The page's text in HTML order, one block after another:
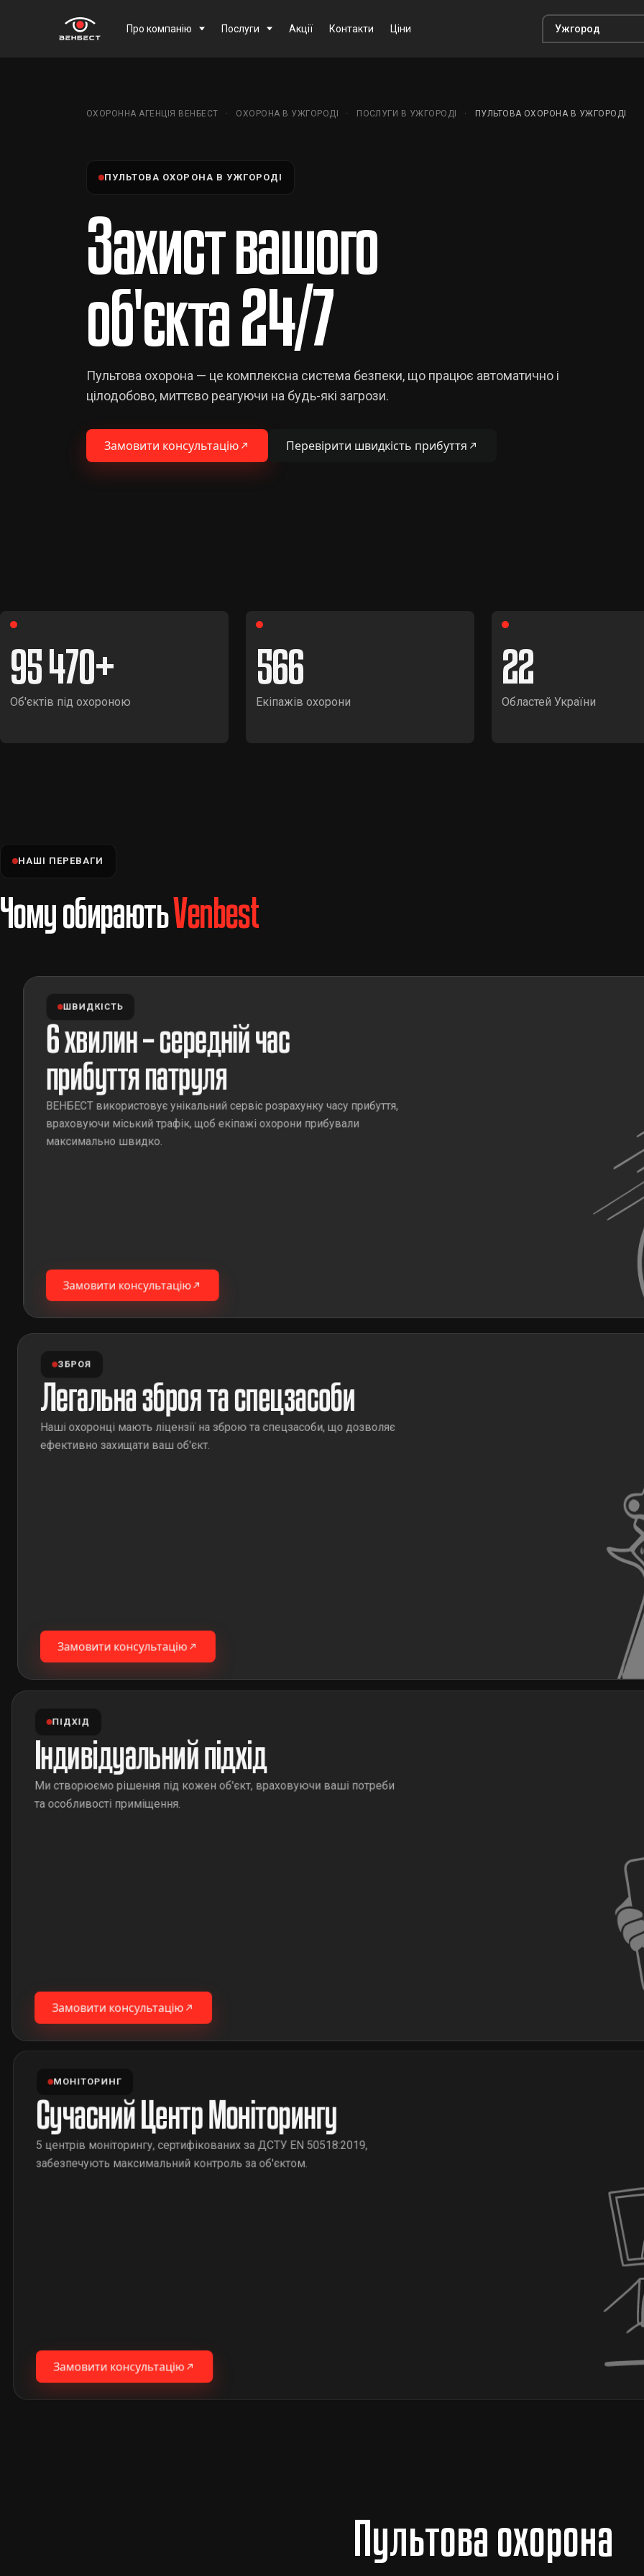
Про компанію Послуги Акції Контакти Ціни
ОХОРОННА АГЕНЦІЯ ВЕНБЕСТ ОХОРОНА В УЖГОРОДІ ПОСЛУГИ В УЖГОРОДІ ПУЛЬТОВА ОХОРОНА В УЖГОРОДІ
ПУЛЬТОВА ОХОРОНА В УЖГОРОДІ
Захист вашого
об'єкта 24/7
Пультова охорона — це комплексна система безпеки, що працює автоматично і
цілодобово, миттєво реагуючи на будь-які загрози.
Замовити консультацію Перевірити швидкість прибуття
95 470
Об'єктів під охороною
566
Екіпажів охорони
22
Областей України
НАШІ ПЕРЕВАГИ
Чому обираютьVenbest
ШВИДКІСТЬ
6 хвилин – середній час
прибуття патруля
ВЕНБЕСТ використовує унікальний сервіс розрахунку часу прибуття,
враховуючи міський трафік, щоб екіпажі охорони прибували
максимально швидко.
Замовити консультацію
ЗБРОЯ
Легальна зброя та спецзасоби
Наші охоронці мають ліцензії на зброю та спецзасоби, що дозволяє
ефективно захищати ваш об'єкт.
Замовити консультацію
ПІДХІД
Індивідуальний підхід
Ми створюємо рішення під кожен об'єкт, враховуючи ваші потреби
та особливості приміщення.
Замовити консультацію
МОНІТОРИНГ
Сучасний Центр Моніторингу
5 центрів моніторингу, сертифікованих за ДСТУ EN 50518:2019,
забезпечують максимальний контроль за об'єктом.
Замовити консультацію
Пультова охорона